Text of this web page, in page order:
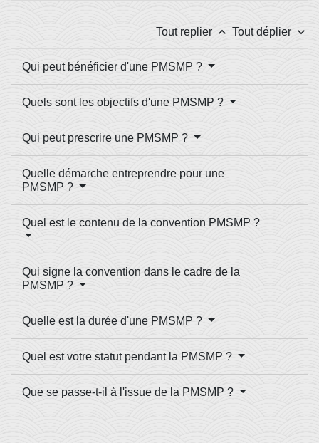
Tout replier keyboard_arrow_up Tout déplier keyboard_arrow_down
Qui peut bénéficier d'une PMSMP ?
Quels sont les objectifs d'une PMSMP ?
Qui peut prescrire une PMSMP ?
Quelle démarche entreprendre pour une
PMSMP ?
Quel est le contenu de la convention PMSMP ?
Qui signe la convention dans le cadre de la
PMSMP ?
Quelle est la durée d'une PMSMP ?
Quel est votre statut pendant la PMSMP ?
Que se passe-t-il à l'issue de la PMSMP ?